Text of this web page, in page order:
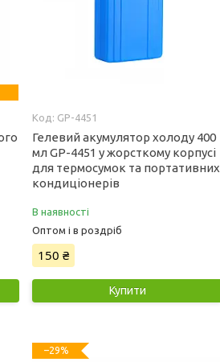
GP-4451
Гелевий акумулятор холоду 400
мл GP-4451 у жорсткому корпусі
для термосумок та портативних
кондиціонерів
В наявності
Оптом і в роздріб
150 ₴
Купити
–29%